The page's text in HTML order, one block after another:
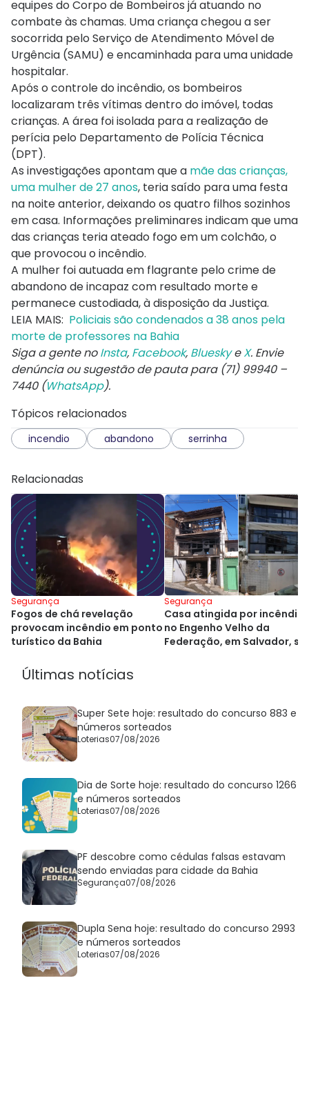
equipes do Corpo de Bombeiros já atuando no
combate às chamas. Uma criança chegou a ser
socorrida pelo Serviço de Atendimento Móvel de
Urgência (SAMU) e encaminhada para uma unidade
hospitalar.
Após o controle do incêndio, os bombeiros
localizaram três vítimas dentro do imóvel, todas
crianças. A área foi isolada para a realização de
perícia pelo Departamento de Polícia Técnica
(DPT).
As investigações apontam que a mãe das crianças,
uma mulher de 27 anos, teria saído para uma festa
na noite anterior, deixando os quatro filhos sozinhos
em casa. Informações preliminares indicam que uma
das crianças teria ateado fogo em um colchão, o
que provocou o incêndio.
A mulher foi autuada em flagrante pelo crime de
abandono de incapaz com resultado morte e
permanece custodiada, à disposição da Justiça.
LEIA MAIS: Policiais são condenados a 38 anos pela
morte de professores na Bahia
Siga a gente noInsta, Facebook, BlueskyeX. Envie
denúncia ou sugestão de pauta para (71) 99940 –
7440 (WhatsApp).
Tópicos relacionados
incendio abandono serrinha
Relacionadas
Segurança
Fogos de chá revelação
provocam incêndio em ponto
turístico da Bahia
Segurança
Casa atingida por incêndio
no Engenho Velho da
Federação, em Salvador,
Últimas notícias
Super Sete hoje: resultado do concurso 883 e
números sorteados
Loterias07/08/2026
Dia de Sorte hoje: resultado do concurso 1266
e números sorteados
Loterias07/08/2026
PF descobre como cédulas falsas estavam
sendo enviadas para cidade da Bahia
Segurança07/08/2026
Dupla Sena hoje: resultado do concurso 2993
e números sorteados
Loterias07/08/2026